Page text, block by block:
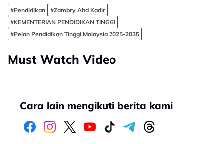
#Pendidikan
#Zambry Abd Kadir
#KEMENTERIAN PENDIDIKAN TINGGI
#Pelan Pendidikan Tinggi Malaysia 2025-2035
Must Watch Video
Cara lain mengikuti berita kami